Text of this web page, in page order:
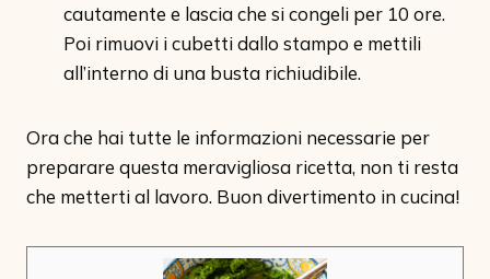
cautamente e lascia che si congeli per 10 ore.
Poi rimuovi i cubetti dallo stampo e mettili
all’interno di una busta richiudibile.
Ora che hai tutte le informazioni necessarie per
preparare questa meravigliosa ricetta, non ti resta
che metterti al lavoro. Buon divertimento in cucina!